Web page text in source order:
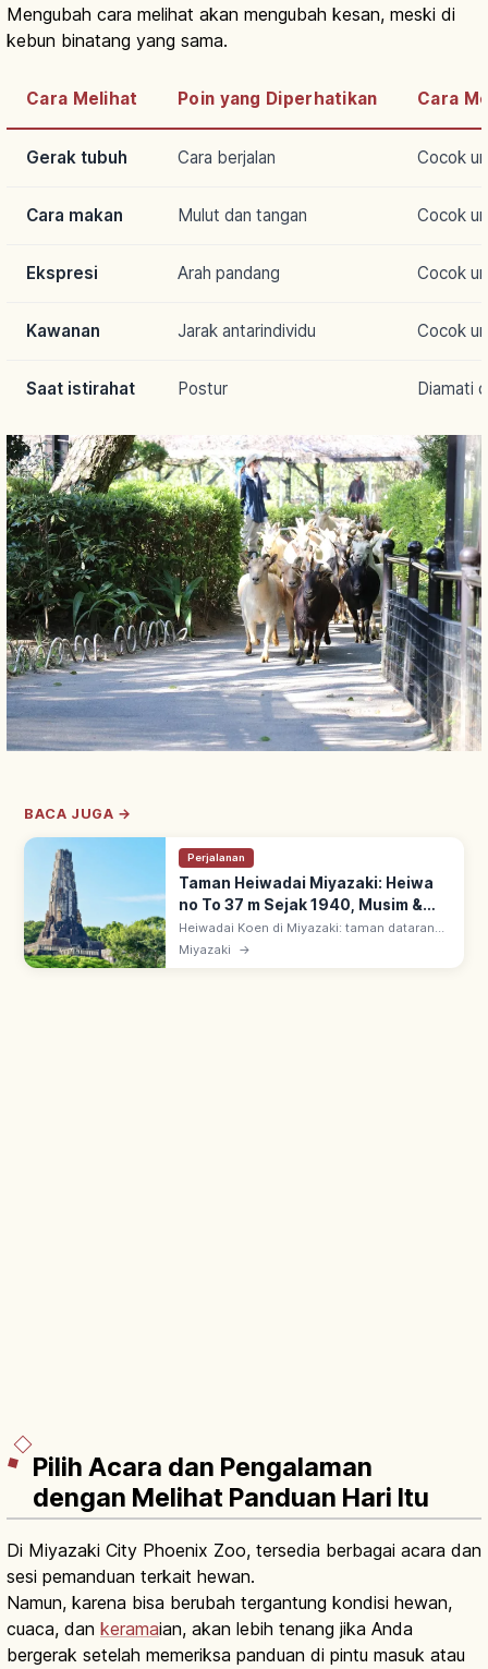
Mengubah cara melihat akan mengubah kesan, meski di
kebun binatang yang sama.
Cara Melihat Poin yang Diperhatikan Cara
Gerak tubuh Cara berjalan Cocok
Cara makan Mulut dan tangan Cocok
Ekspresi Arah pandang Cocok
Kawanan Jarak antarindividu Cocok
Saat istirahat Postur Diamati
BACA JUGA →
Perjalanan
Taman Heiwadai Miyazaki: Heiwa
no To 37 m Sejak 1940, Musim &
Area Utama
Heiwadai Koen di Miyazaki: taman dataran
tinggi dengan Heiwa no To (Menara
Perdamaian) ~37 m, dibangun 1940.
Miyazaki →
Pilih Acara dan Pengalaman
dengan Melihat Panduan Hari Itu
Di Miyazaki City Phoenix Zoo, tersedia berbagai acara dan
sesi pemanduan terkait hewan.
Namun, karena bisa berubah tergantung kondisi hewan,
cuaca, dan keramaian, akan lebih tenang jika Anda
bergerak setelah memeriksa panduan di pintu masuk atau